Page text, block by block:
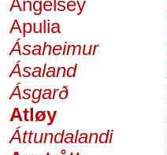
Angelsey
Apulia
Ásaheimur
Ásaland
Ásgarð
Atløy
Áttundalandi